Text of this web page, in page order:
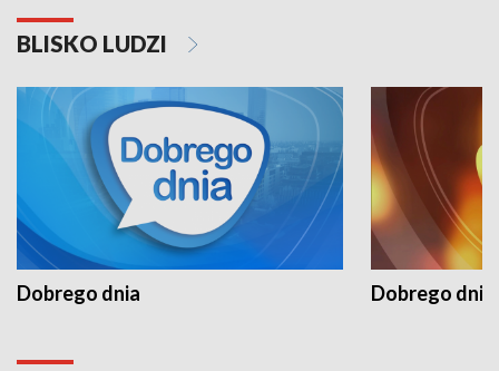
BLISKO LUDZI
Dobrego dnia Dobrego dnia